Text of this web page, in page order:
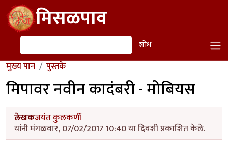
Skip to main contentमिसळपाव
शोध शोध
मुख्य पान पुस्तके
मिपावर नवीन कादंबरी - मोबियस
लेखकजयंत कुलकर्णी
यांनी मंगळवार, 07/02/2017 10:40 या दिवशी प्रकाशित केले.